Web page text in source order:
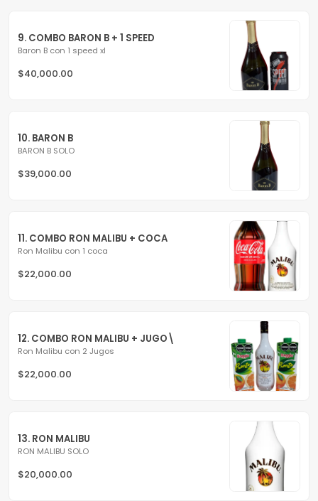
9. COMBO BARON B + 1 SPEED
Baron B con 1 speed xl
$40,000.00
10. BARON B
BARON B SOLO
$39,000.00
11. COMBO RON MALIBU + COCA
Ron Malibu con 1 coca
$22,000.00
12. COMBO RON MALIBU + JUGO\
Ron Malibu con 2 Jugos
$22,000.00
13. RON MALIBU
RON MALIBU SOLO
$20,000.00